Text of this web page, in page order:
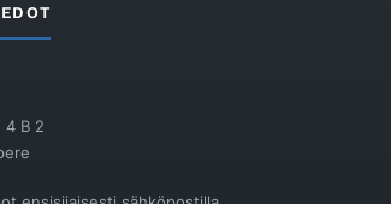
4 B 2